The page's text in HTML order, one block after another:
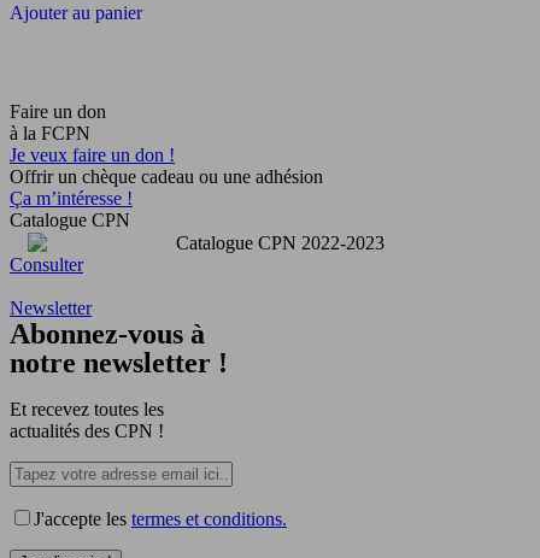
Ajouter au panier
Faire un don
à la FCPN
Je veux faire un don !
Offrir un chèque cadeau ou une adhésion
Ça m’intéresse !
Catalogue CPN
Consulter
Newsletter
Abonnez-vous à
notre newsletter !
Et recevez toutes les
actualités des CPN !
J'accepte les termes et conditions.